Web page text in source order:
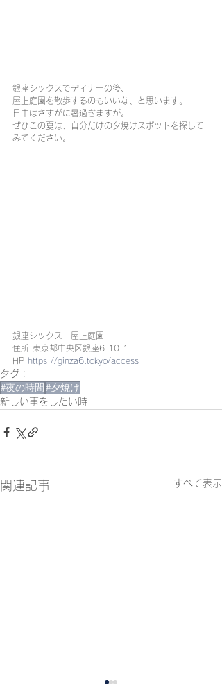
銀座シックスでディナーの後、
屋上庭園を散歩するのもいいな、と思います。
日中はさすがに暑過ぎますが。
ぜひこの夏は、自分だけの夕焼けスポットを探して
みてください。
銀座シックス　屋上庭園
住所:東京都中央区銀座6-10-1
HP: https://ginza6.tokyo/access
タグ：
#夜の時間#夕焼け
新しい事をしたい時
関連記事 すべて表示